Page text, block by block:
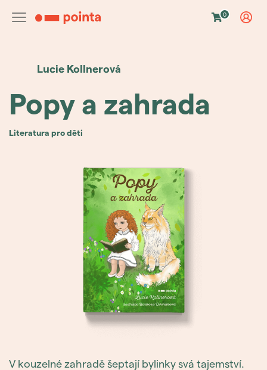
0
Lucie Kollnerová
Popy a zahrada
literatura pro děti
V kouzelné zahradě šeptají bylinky svá tajemství.